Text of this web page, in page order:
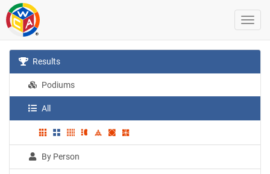
Results
Podiums
All
By Person